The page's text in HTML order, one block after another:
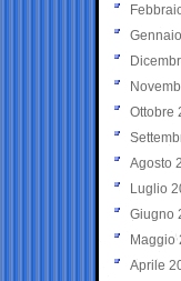
Ottobre
Agosto
Luglio
Giugno
Maggio
Aprile